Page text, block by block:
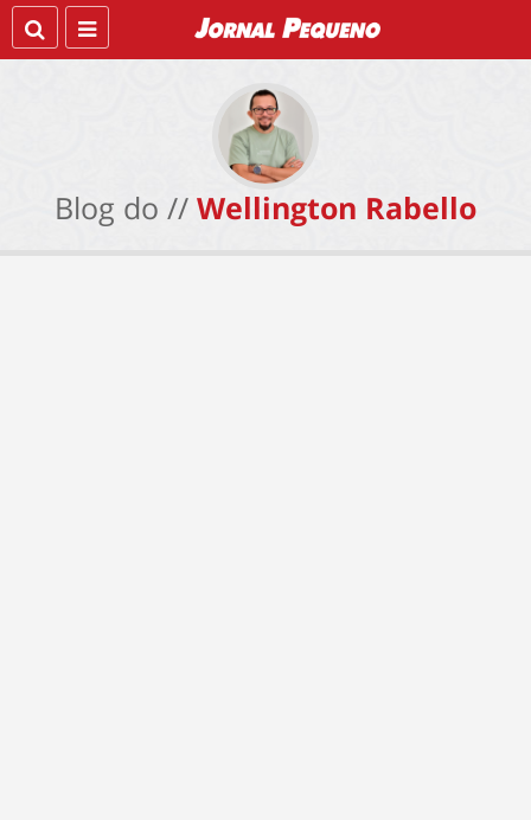
Blog do // Wellington Rabello